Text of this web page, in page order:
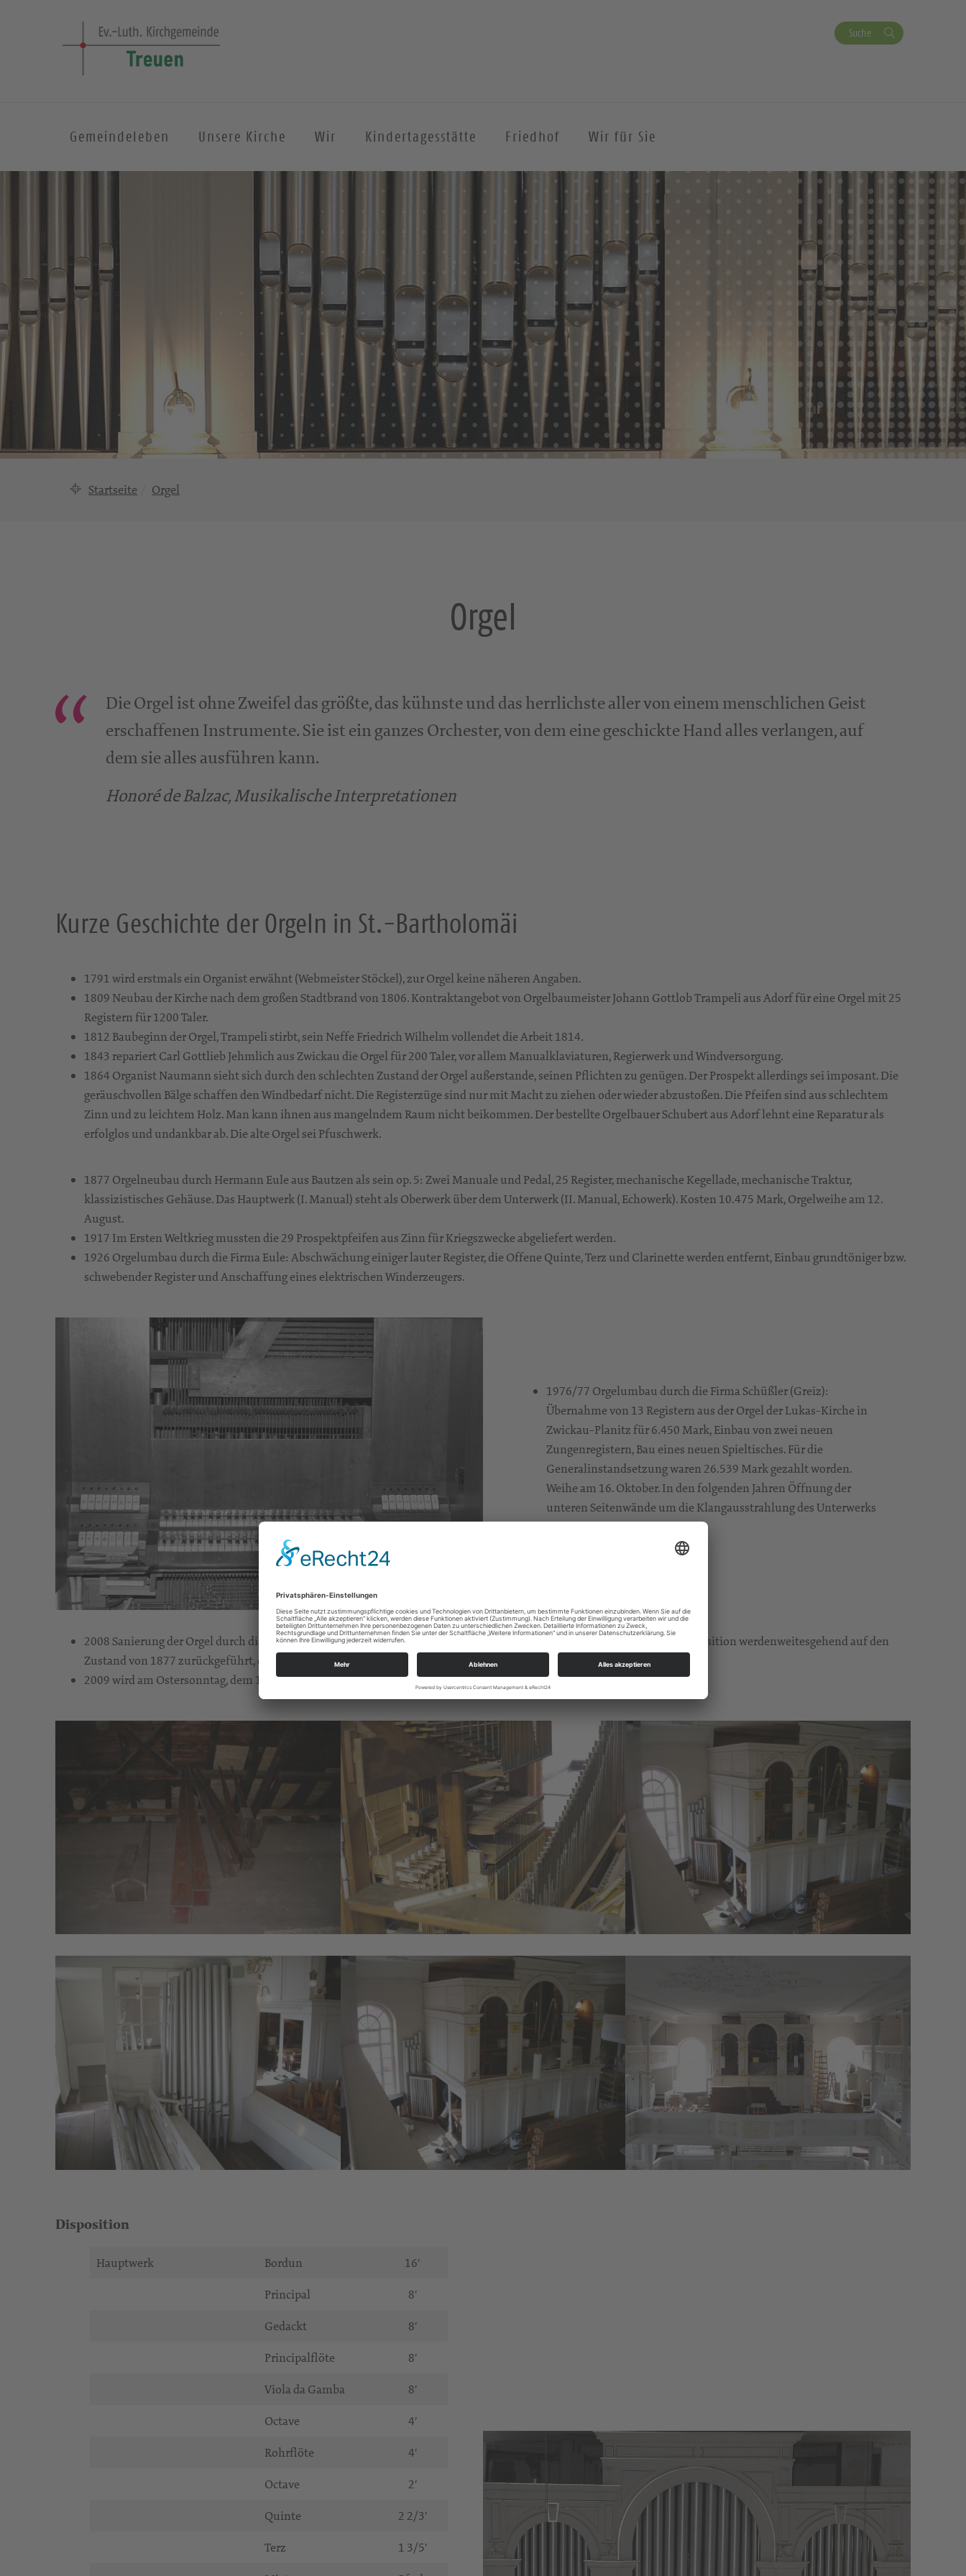
Suche
Gemeindeleben Unsere Kirche Wir Kindertagesstätte Friedhof Wir für Sie
Startseite Orgel
Orgel
Die Orgel ist ohne Zweifel das größte, das kühnste und das herrlichste aller von einem menschlichen Geist
erschaffenen Instrumente. Sie ist ein ganzes Orchester, von dem eine geschickte Hand alles verlangen, auf
dem sie alles ausführen kann.
Honoré de Balzac, Musikalische Interpretationen
Kurze Geschichte der Orgeln in St.-Bartholomäi
1791 wird erstmals ein Organist erwähnt (Webmeister Stöckel), zur Orgel keine näheren Angaben.
1809 Neubau der Kirche nach dem großen Stadtbrand von 1806. Kontraktangebot von Orgelbaumeister Johann Gottlob Trampeli aus Adorf für eine Orgel mit 25
Registern für 1200 Taler.
1812 Baubeginn der Orgel, Trampeli stirbt, sein Neffe Friedrich Wilhelm vollendet die Arbeit 1814.
1843 repariert Carl Gottlieb Jehmlich aus Zwickau die Orgel für 200 Taler, vor allem Manualklaviaturen, Regierwerk und Windversorgung.
1864 Organist Naumann sieht sich durch den schlechten Zustand der Orgel außerstande, seinen Pflichten zu genügen. Der Prospekt allerdings sei imposant. Die
geräuschvollen Bälge schaffen den Windbedarf nicht. Die Registerzüge sind nur mit Macht zu ziehen oder wieder abzustoßen. Die Pfeifen sind aus schlechtem
Zinn und zu leichtem Holz. Man kann ihnen aus mangelndem Raum nicht beikommen. Der bestellte Orgelbauer Schubert aus Adorf lehnt eine Reparatur als
erfolglos und undankbar ab. Die alte Orgel sei Pfuschwerk.
1877 Orgelneubau durch Hermann Eule aus Bautzen als sein op. 5: Zwei Manuale und Pedal, 25 Register, mechanische Kegellade, mechanische Traktur,
klassizistisches Gehäuse. Das Hauptwerk (I. Manual) steht als Oberwerk über dem Unterwerk (II. Manual, Echowerk). Kosten 10.475 Mark, Orgelweihe am 12.
August.
1917 Im Ersten Weltkrieg mussten die 29 Prospektpfeifen aus Zinn für Kriegszwecke abgeliefert werden.
1926 Orgelumbau durch die Firma Eule: Abschwächung einiger lauter Register, die Offene Quinte, Terz und Clarinette werden entfernt, Einbau grundtöniger bzw.
schwebender Register und Anschaffung eines elektrischen Winderzeugers.
1976/77 Orgelumbau durch die Firma Schüßler (Greiz):
Übernahme von 13 Registern aus der Orgel der Lukas-Kirche in
Zwickau-Planitz für 6.450 Mark, Einbau von zwei neuen
Zungenregistern, Bau eines neuen Spieltisches. Für die
Generalinstandsetzung waren 26.539 Mark gezahlt worden.
Weihe am 16. Oktober. In den folgenden Jahren Öffnung der
unteren Seitenwände um die Klangausstrahlung des Unterwerks
zu verbessern.
2008 Sanierung der Orgel durch die Firma Vogtländischer Orgelbau (Limbach) für etwa 210.000 €. Registerklang und Disposition werdenweitesgehend auf den
Zustand von 1877 zurückgeführt, die technische Anlage restauriert.
2009 wird am Ostersonntag, dem 12. April, die sanierte Orgel im Gottesdienst eingeweiht.
Disposition
Hauptwerk Bordun
16′
Principal
8′
Gedackt
8′
Principalflöte
8′
Viola da Gamba
8′
Octave
4′
Rohrflöte
4′
Octave
2′
Quinte
2 2/3′
Terz
1 3/5′